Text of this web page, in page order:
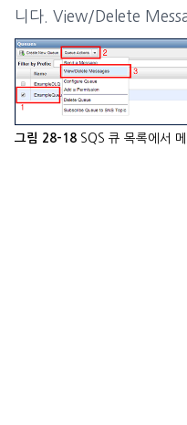
니다. View/Delete
그림 28-18 SQS 큐 목록에서 메